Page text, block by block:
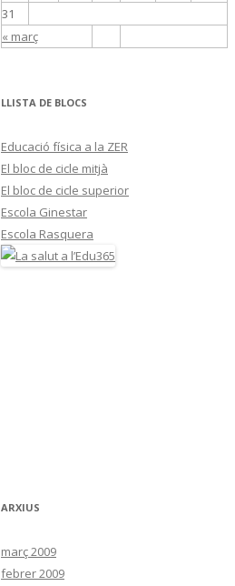
« març
31
LLISTA DE BLOCS
Educació física a la ZER
El bloc de cicle mitjà
El bloc de cicle superior
Escola Ginestar
Escola Rasquera
ARXIUS
març 2009
febrer 2009